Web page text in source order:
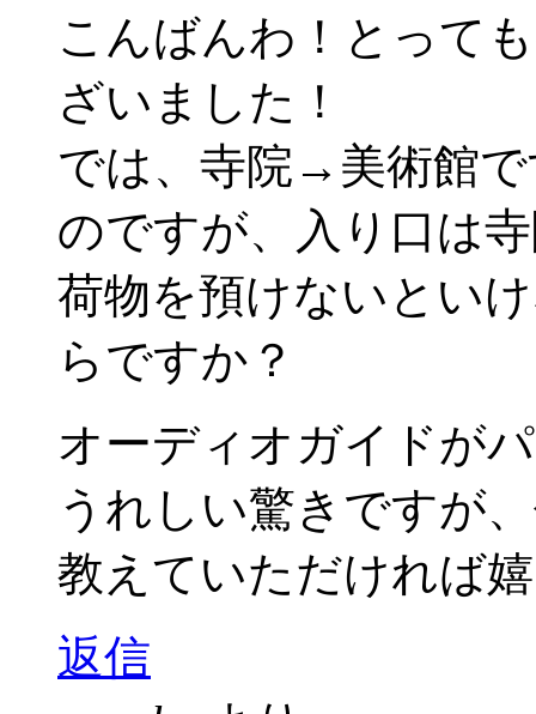
こんばんわ！とって
ざいました！
では、寺院→美術館
のですが、入り口は
荷物を預けないとい
らですか？
オーディオガイドが
うれしい驚きですが
教えていただければ
返信